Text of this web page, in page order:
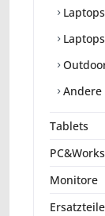
Andere
Tablets
Monitore